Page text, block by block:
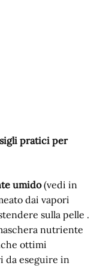
pratici per
umido(vedi in
dai vapori
sulla pelle .
nutriente
ottimi
eseguire in